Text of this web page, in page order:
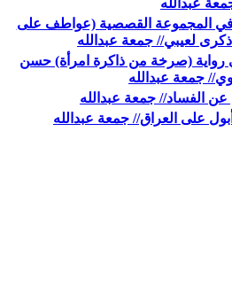
عبدالله
في المجموعة القصصية (عواطف على
ذكرى لعيبي// جمعة عبدالله
رواية (صرخة من ذاكرة امرأة) حسن
جمعة عبدالله
الفساد// جمعة عبدالله
على العراق// جمعة عبدالله